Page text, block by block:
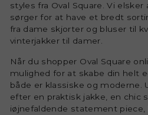
styles fra Oval Square. Vi
sørger for at have et bredt
fra dame skjorter og bluser til
vinterjakker til damer.
Når du shopper Oval Square
mulighed for at skabe din helt
både er klassiske og moderne.
efter en praktisk jakke, en chic
iøjnefaldende statement piece,